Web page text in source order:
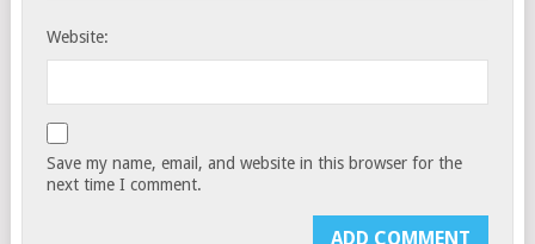
Website:
Save my name, email, and website in this browser for the
next time I comment.